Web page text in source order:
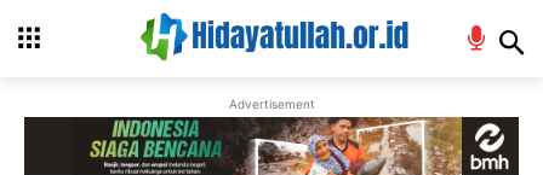
Advertisement